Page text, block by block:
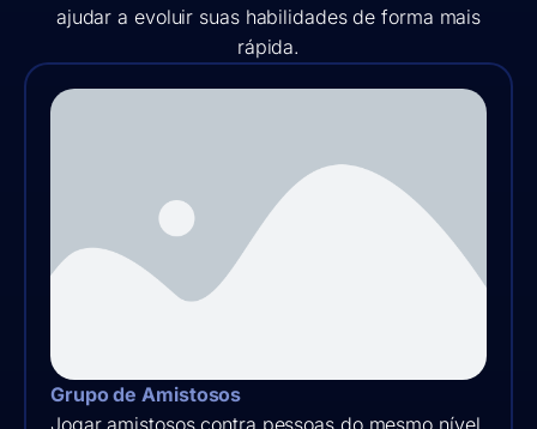
ajudar a evoluir suas habilidades de forma mais
rápida.
Grupo de Amistosos
Jogar amistosos contra pessoas do mesmo nível